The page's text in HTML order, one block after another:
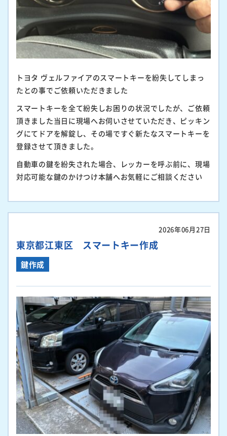
トヨタ ヴェルファイアのスマートキーを紛失してしまっ
たとの事でご依頼いただきました
スマートキーを全て紛失しお困りの状況でしたが、ご依頼
頂きました当日に現場へお伺いさせていただき、ピッキン
グにてドアを解錠し、その場ですぐ新たなスマートキーを
登録させて頂きました。
自動車の鍵を紛失された場合、レッカーを呼ぶ前に、現場
対応可能な鍵のかけつけ本舗へお気軽にご相談ください
2026年06月27日
東京都江東区 スマートキー作成
鍵作成